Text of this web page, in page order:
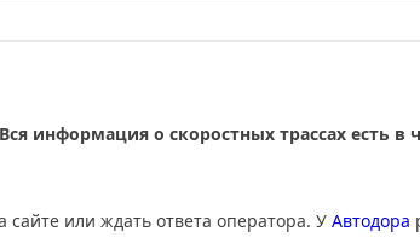
завершен ремонт подъездной дороги к
путь к лыжной трассе «Лисья грива»,
соревнованя по лыжным гонкам, а летом
для занятий хоккеем и фигурным
информация о скоростных трассах есть в
сайте или ждать ответа оператора. У Автодора